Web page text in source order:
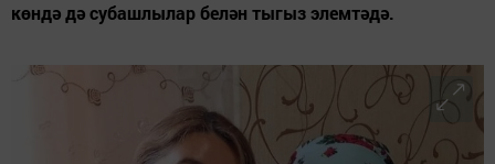
көндә дә субашлылар белән тыгыз элемтәдә.